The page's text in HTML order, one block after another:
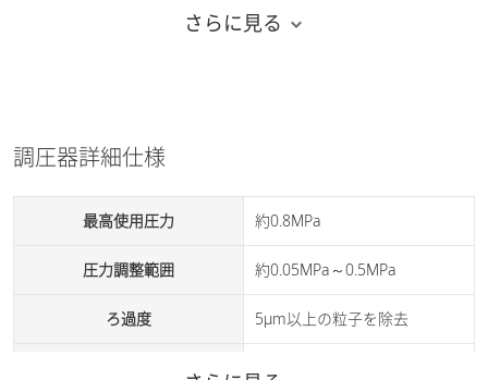
USB（PC制御）
大きさ・重さ
約W240×D310×H210mm、約
10kg
温度：10～30℃、湿度：20～
80％（結露しないこと）
さらに見る
調圧器詳細仕様
最高使用圧力 約0.8MPa
圧力調整範囲 約0.05MPa～0.5MPa
ろ過度 5μm以上の粒子を除去